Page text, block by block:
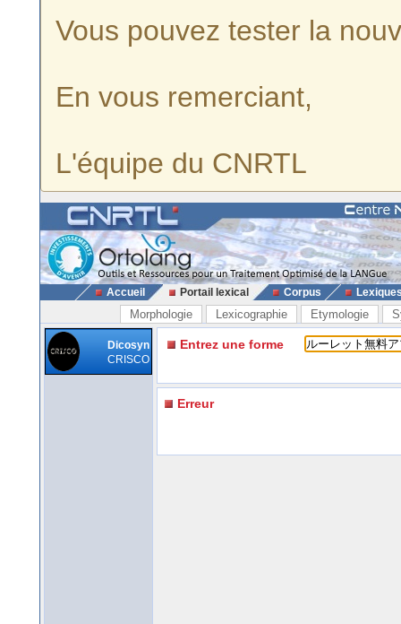
Vous pouvez tester la
En vous remerciant,
L'équipe du CNRTL
Accueil Portail lexical Corpus
Morphologie Lexicographie Etymologie
Dicosyn
CRISCO
Entrez une forme
Erreur